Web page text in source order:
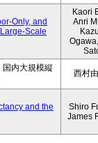
Only, and
Scale
Kaori
Anri
国内大規模縦
西村
and the
Shiro
James